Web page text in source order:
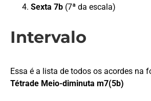
Sexta 7b (7ª da escala)
Intervalo
Essa é a lista de todos os acordes na
Tétrade Meio-diminuta m7(5b)